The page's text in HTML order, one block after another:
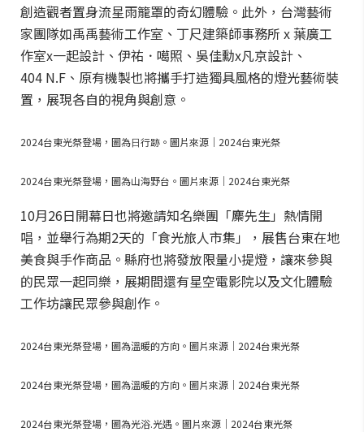
創造觀者置身流星雨籠罩的奇幻體驗。此外，台灣藝術
家團隊如禹禹藝術工作室、丁尺建築師事務所 x 葉廣工
作室x一起設計、伊祐．噶照、吳佳勳x凡京設計、
404 N.F、原有機製也將攜手打造獨具風格的燈光藝術裝
置，展現各自的視角與創意。
2024台東光祭登場，圖為⽇⾏跡。圖片來源｜2024台東光祭
2024台東光祭登場，圖為山海野台。圖片來源｜2024台東光祭
10月26日開幕日也將邀請知名樂團「麋先生」熱情開
唱，並舉行為期2天的「食光旅人市集」，展售台東在地
美食與手作商品。縣府也將發放限量小提燈，讓來參與
的民眾一起同樂，展期間還有星空電影院以及文化體驗
工作坊讓民眾參與創作。
2024台東光祭登場，圖為溫暖的方向。圖片來源｜2024台東光祭
2024台東光祭登場，圖為溫暖的方向。圖片來源｜2024台東光祭
2024台東光祭登場，圖為光浴.光遇。圖片來源｜2024台東光祭